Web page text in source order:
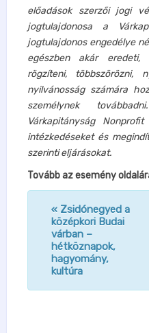
előadások szerzői jogi
jogtulajdonosa a
jogtulajdonos engedélye
egészben akár eredeti,
rögzíteni, többszörözni,
nyilvánosság számára
személynek
Várkapitányság
intézkedéseket és
szerinti eljárásokat.
Tovább az esemény
« Zsidónegyed a
középkori Budai
várban –
hétköznapok,
hagyomány,
kultúra